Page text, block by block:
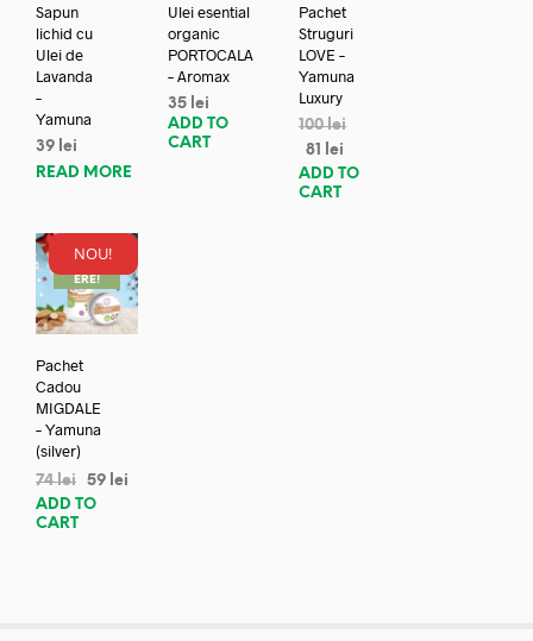
Sapun
lichid cu
Ulei de
Lavanda
–
Yamuna
39 lei
READ MORE
Ulei esential
organic
PORTOCALA
– Aromax
35 lei
ADD TO
CART
Pachet
Struguri
LOVE –
Yamuna
Luxury
100lei
81
lei
ADD TO
CART
NOU!
REDUC
ERE!
Pachet
Cadou
MIGDALE
– Yamuna
(silver)
74lei 59 lei
ADD TO
CART